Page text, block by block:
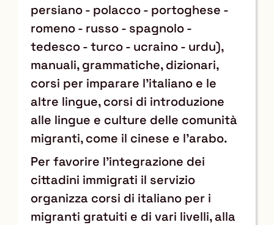
persiano - polacco - portoghese -
romeno - russo - spagnolo -
tedesco - turco - ucraino - urdu),
manuali, grammatiche, dizionari,
corsi per imparare l’italiano e le
altre lingue, corsi di introduzione
alle lingue e culture delle comunità
migranti, come il cinese e l’arabo.
Per favorire l’integrazione dei
cittadini immigrati il servizio
organizza corsi di italiano per i
migranti gratuiti e di vari livelli, alla